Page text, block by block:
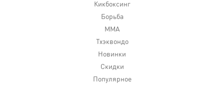
Кикбоксинг
Борьба
MMA
Тхэквондо
Новинки
Скидки
Популярное